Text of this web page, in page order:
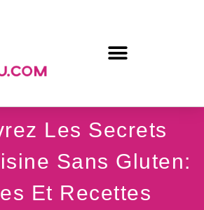
Les Secrets
Sans Gluten:
Et Recettes